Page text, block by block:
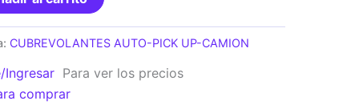
CUBREVOLANTES AUTO-PICK UP-CAMION
Ingresar Para ver los precios
comprar